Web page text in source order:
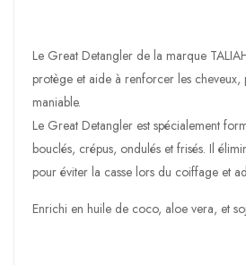
Le Great Detangler de la marque
protège et aide à renforcer les cheveux,
maniable.
Le Great Detangler est spécialement
bouclés, crépus, ondulés et frisés. Il
pour éviter la casse lors du coiffage et
Enrichi en huile de coco, aloe vera, et